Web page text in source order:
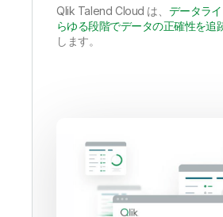
Qlik Talend Cloud は、 データラ
らゆる段階でデータの正確性を追
します。